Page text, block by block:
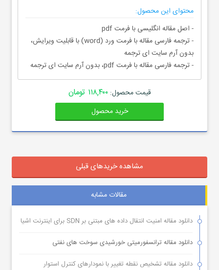
محتوای این محصول:
- اصل مقاله انگلیسی با فرمت pdf
- ترجمه فارسی مقاله با فرمت ورد (word) با قابلیت ویرایش،
بدون آرم سایت ای ترجمه
- ترجمه فارسی مقاله با فرمت pdf، بدون آرم سایت ای ترجمه
قیمت محصول:۱۱۸,۴۰۰ تومان
خرید محصول
مشاهده خریدهای قبلی
مقالات مشابه
دانلود مقاله امنیت انتقال داده های مبتنی بر SDN برای اینترنت اشیا
دانلود مقاله ترانسفورمیتی خورشیدی سوخت های نفتی
دانلود مقاله تشخیص نقطه تغییر با نمودارهای کنترل استوار